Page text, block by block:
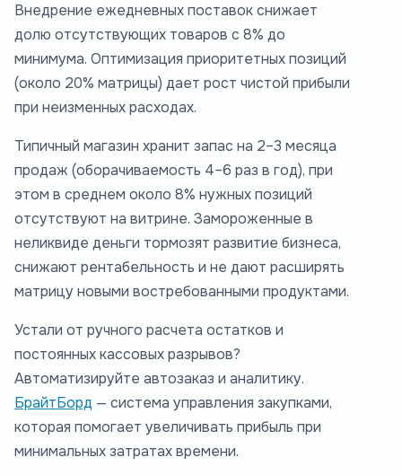
Внедрение ежедневных поставок снижает
долю отсутствующих товаров с 8% до
минимума. Оптимизация приоритетных позиций
(около 20% матрицы) дает рост чистой прибыли
при неизменных расходах.
Типичный магазин хранит запас на 2–3 месяца
продаж (оборачиваемость 4–6 раз в год), при
этом в среднем около 8% нужных позиций
отсутствуют на витрине. Замороженные в
неликвиде деньги тормозят развитие бизнеса,
снижают рентабельность и не дают расширять
матрицу новыми востребованными продуктами.
Устали от ручного расчета остатков и
постоянных кассовых разрывов?
Автоматизируйте автозаказ и аналитику.
БрайтБорд — система управления закупками,
которая помогает увеличивать прибыль при
минимальных затратах времени.